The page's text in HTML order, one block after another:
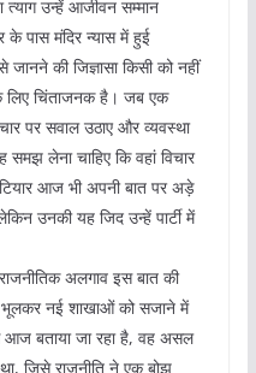
त्याग उन्हें आजीवन सम्मान
के पास मंदिर न्यास में हुई
की जिज्ञासा किसी को नहीं
लिए चिंताजनक है। जब एक
पर सवाल उठाए और व्यवस्था
लेना चाहिए कि वहां विचार
आज भी अपनी बात पर अड़े
उनकी यह जिद उन्हें पार्टी में
अलगाव इस बात की
नई शाखाओं को सजाने में
आज बताया जा रहा है, वह असल
जिसे राजनीति ने एक बोझ